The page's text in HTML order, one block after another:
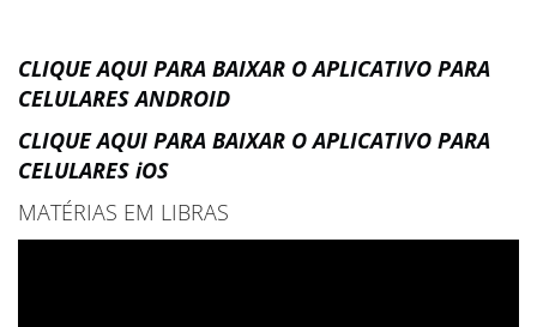
CLIQUE AQUI PARA BAIXAR O APLICATIVO PARA
CELULARES ANDROID
CLIQUE AQUI PARA BAIXAR O APLICATIVO PARA
CELULARES iOS
MATÉRIAS EM LIBRAS